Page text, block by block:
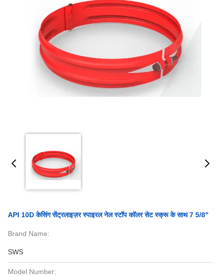
API 10D केसिंग सेंट्रलाइज़र स्पाइरल नेल स्टॉप कॉलर सेट स्क्रू के साथ 7 5/8"
Brand Name:
SWS
Model Number: